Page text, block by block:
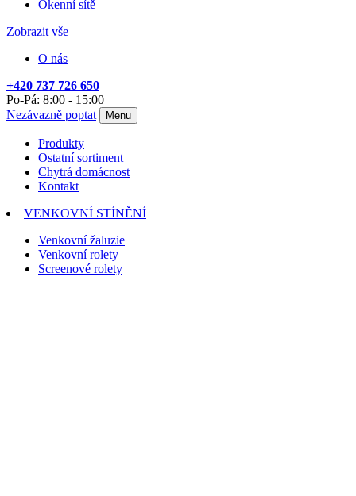
Okenní sítě
Zobrazit vše
O nás
+420 737 726 650
Po-Pá: 8:00 - 15:00
Nezávazně poptat
Menu
Produkty
Ostatní sortiment
Chytrá domácnost
Kontakt
VENKOVNÍ STÍNĚNÍ
Venkovní žaluzie
Venkovní rolety
Screenové rolety